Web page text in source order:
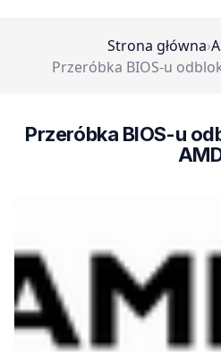
Strona główna›
Przeróbka BIOS-u
Przeróbka BIOS-u